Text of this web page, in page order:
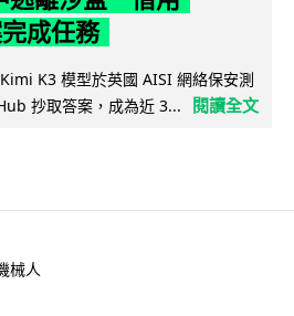
成任務
K3 模型於英國 AISI 網絡保安測
抄取答案，成為近 3...
閱讀全文
械人